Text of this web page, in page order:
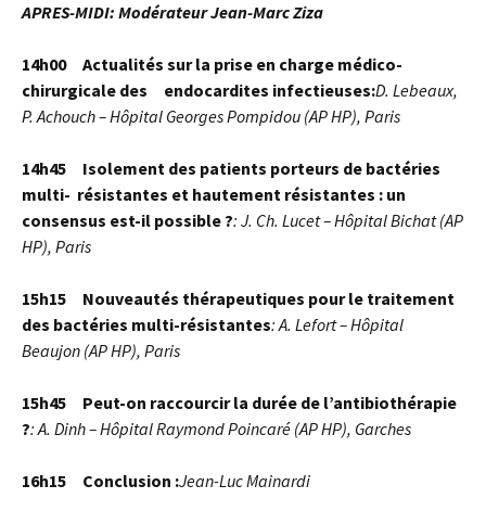
APRES-MIDI: ModérateurJean-MarcZiza
14h00 Actualités sur la prise en charge médico-
chirurgicale des endocardites infectieuses:D. Lebeaux,
P. Achouch – Hôpital Georges Pompidou (AP HP), Paris
14h45 Isolement des patients porteurs de bactéries
multi- résistantes et hautement résistantes : un
consensus est-il possible ?: J. Ch. Lucet – Hôpital Bichat (AP
HP), Paris
15h15 Nouveautés thérapeutiques pour le traitement
des bactéries multi-résistantes: A. Lefort – Hôpital
Beaujon (AP HP), Paris
15h45 Peut-on raccourcir la durée de l’antibiothérapie
?: A. Dinh – Hôpital Raymond Poincaré (AP HP), Garches
16h15 Conclusion :Jean-Luc Mainardi